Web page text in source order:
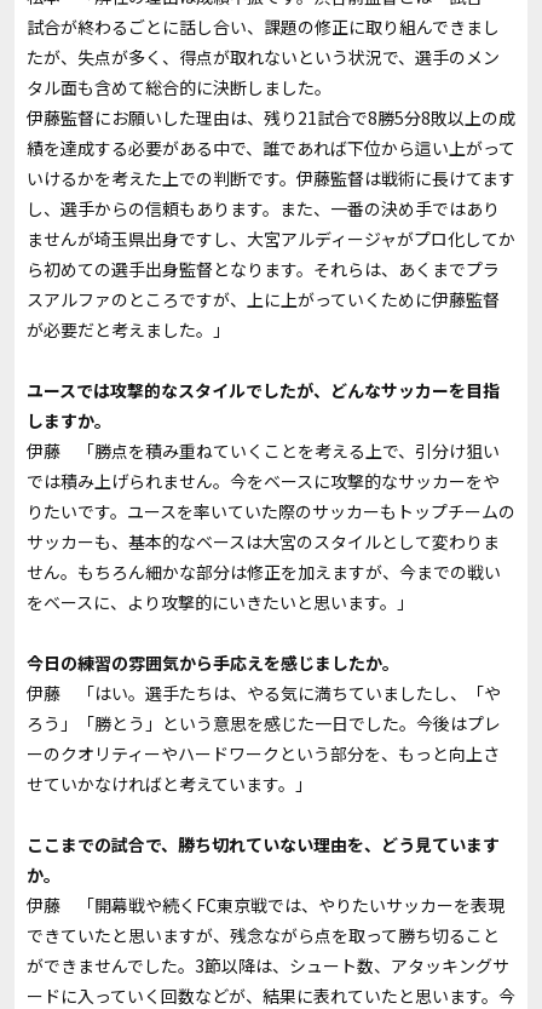
試合が終わるごとに話し合い、課題の修正に取り組んできまし
たが、失点が多く、得点が取れないという状況で、選手のメン
タル面も含めて総合的に決断しました。
伊藤監督にお願いした理由は、残り21試合で8勝5分8敗以上の成
績を達成する必要がある中で、誰であれば下位から這い上がって
いけるかを考えた上での判断です。伊藤監督は戦術に長けてます
し、選手からの信頼もあります。また、一番の決め手ではあり
ませんが埼玉県出身ですし、大宮アルディージャがプロ化してか
ら初めての選手出身監督となります。それらは、あくまでプラ
スアルファのところですが、上に上がっていくために伊藤監督
が必要だと考えました。」
――ユースでは攻撃的なスタイルでしたが、どんなサッカーを目指
しますか。
伊藤 「勝点を積み重ねていくことを考える上で、引分け狙い
では積み上げられません。今をベースに攻撃的なサッカーをや
りたいです。ユースを率いていた際のサッカーもトップチームの
サッカーも、基本的なベースは大宮のスタイルとして変わりま
せん。もちろん細かな部分は修正を加えますが、今までの戦い
をベースに、より攻撃的にいきたいと思います。」
――今日の練習の雰囲気から手応えを感じましたか。
伊藤 「はい。選手たちは、やる気に満ちていましたし、「や
ろう」「勝とう」という意思を感じた一日でした。今後はプレ
ーのクオリティーやハードワークという部分を、もっと向上さ
せていかなければと考えています。」
――ここまでの試合で、勝ち切れていない理由を、どう見ています
か。
伊藤 「開幕戦や続くFC東京戦では、やりたいサッカーを表現
できていたと思いますが、残念ながら点を取って勝ち切ること
ができませんでした。3節以降は、シュート数、アタッキングサ
ードに入っていく回数などが、結果に表れていたと思います。今